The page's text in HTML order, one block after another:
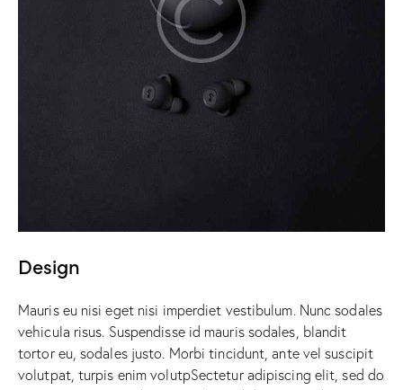
Design
Mauris eu nisi eget nisi imperdiet vestibulum. Nunc sodales
vehicula risus. Suspendisse id mauris sodales, blandit
tortor eu, sodales justo. Morbi tincidunt, ante vel suscipit
volutpat, turpis enim volutpSectetur adipiscing elit, sed do